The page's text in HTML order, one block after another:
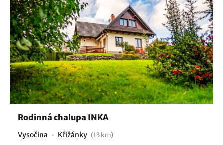
Rodinná chalupa INKA
Vysočina Křižánky (13 km)